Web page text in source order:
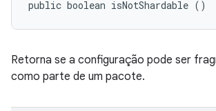
public boolean isNotShardable ()
Retorna se a configuração pode ser
como parte de um pacote.